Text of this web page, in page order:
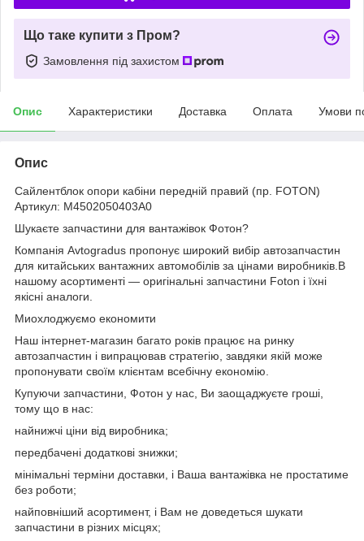
Що таке купити з Пром?
Замовлення під захистом
Опис Характеристики Доставка Оплата Умови
Опис
Сайлентблок опори кабіни передній правий (пр. FOTON)
Артикул: M4502050403A0
Шукаєте запчастини для вантажівок Фотон?
Компанія Avtogradus пропонує широкий вибір автозапчастин
для китайських вантажних автомобілів за цінами виробників.В
нашому асортименті — оригінальні запчастини Foton і їхні
якісні аналоги.
Миохлоджуємо економити
Наш інтернет-магазин багато років працює на ринку
автозапчастин і випрацював стратегію, завдяки якій може
пропонувати своїм клієнтам всебічну економію.
Купуючи запчастини, Фотон у нас, Ви заощаджуєте гроші,
тому що в нас:
найнижчі ціни від виробника;
передбачені додаткові знижки;
мінімальні терміни доставки, і Ваша вантажівка не простатиме
без роботи;
найповніший асортимент, і Вам не доведеться шукати
запчастини в різних місцях;